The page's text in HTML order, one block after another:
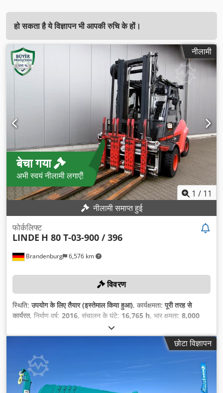
हो सकता है ये विज्ञापन भी आपकी रुचि के हों।
नीलामी
बेचा गया
अभी स्वयं नीलामी लगाएँ!
1 / 11
नीलामी समाप्त हुई
Brandenburg 6,576 km
फोर्कलिफ्ट
LINDE H 80 T-03-900 / 396
विवरण
स्थिति:उपयोग के लिए तैयार (इस्तेमाल किया हुआ), कार्यक्षमता:पूरी तरह से
कार्यरत, निर्माण वर्ष: 2016, संचालन के घंटे: 16,765 h, भार क्षमता: 8,000
, निःशुल्क उत्थान:
ऊँचाई:3,210 मिमी,
छोटा विज्ञापन